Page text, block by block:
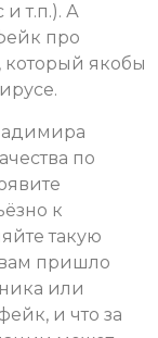
и т.п.). А
про
который якобы
по
к
такую
пришло
или
и что за